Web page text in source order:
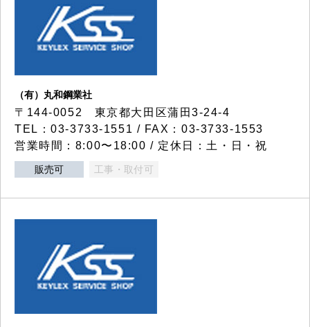
（有）丸和鋼業社
〒144-0052 東京都大田区蒲田3-24-4
TEL：03-3733-1551 / FAX：03-3733-1553
営業時間：8:00〜18:00 / 定休日：土・日・祝
販売可 工事・取付可